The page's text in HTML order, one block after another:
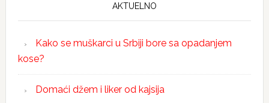
AKTUELNO
Kako se muškarci u Srbiji bore sa opadanjem
kose?
Domaći džem i liker od kajsija